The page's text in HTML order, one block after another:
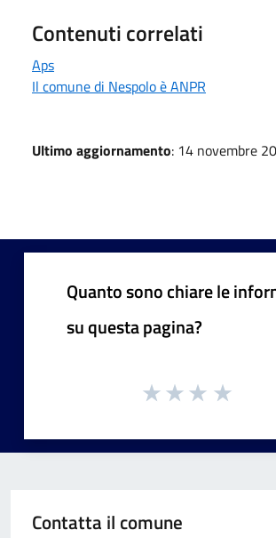
Contenuti correlati
Aps
Il comune di Nespolo è ANPR
Ultimo aggiornamento: 14 novembre
Quanto sono chiare le
su questa pagina?
Contatta il comune